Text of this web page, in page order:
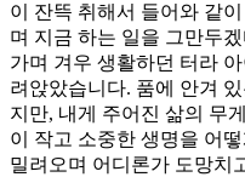
이 잔뜩 취해서 들어와 같
며 지금 하는 일을 그만두
가며 겨우 생활하던 터라
려앉았습니다. 품에 안겨
지만, 내게 주어진 삶의 무
이 작고 소중한 생명을 어
밀려오며 어디론가 도망치